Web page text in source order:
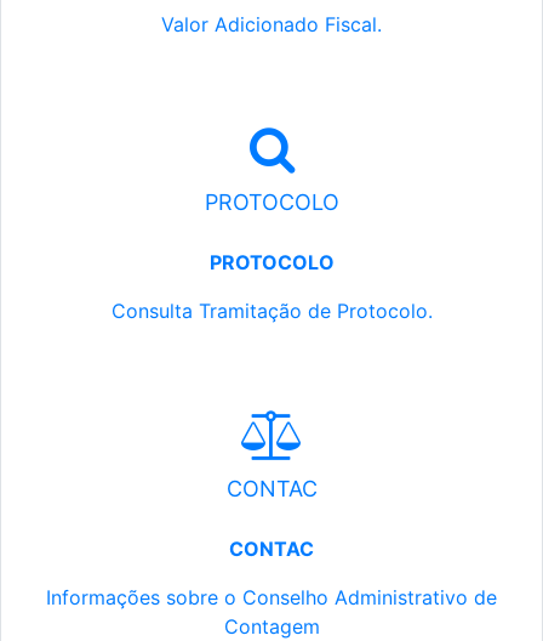
Valor Adicionado Fiscal.
PROTOCOLO
PROTOCOLO
Consulta Tramitação de Protocolo.
CONTAC
CONTAC
Informações sobre o Conselho Administrativo de
Contagem